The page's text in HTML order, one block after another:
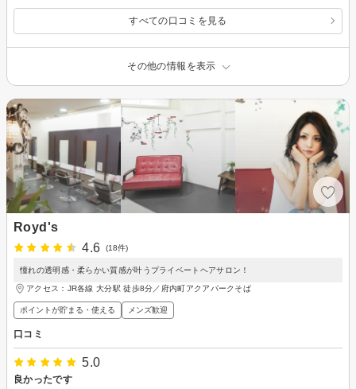
すべての口コミを見る
その他の情報を表示
Royd's
4.6
(18件)
憧れの透明感・柔らかい質感が叶うプライベートヘアサロン！
アクセス：JR各線 大分駅 徒歩8分／府内町アクアパークそば
ポイントが貯まる・使える メンズ歓迎
口コミ
5.0
良かったです